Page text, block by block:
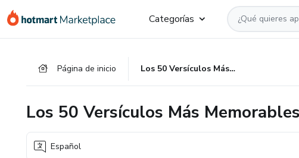
Categorías
Página de inicio Los 50 Versículos Más Memorables de la Biblia
Los 50 Versículos Más
Español